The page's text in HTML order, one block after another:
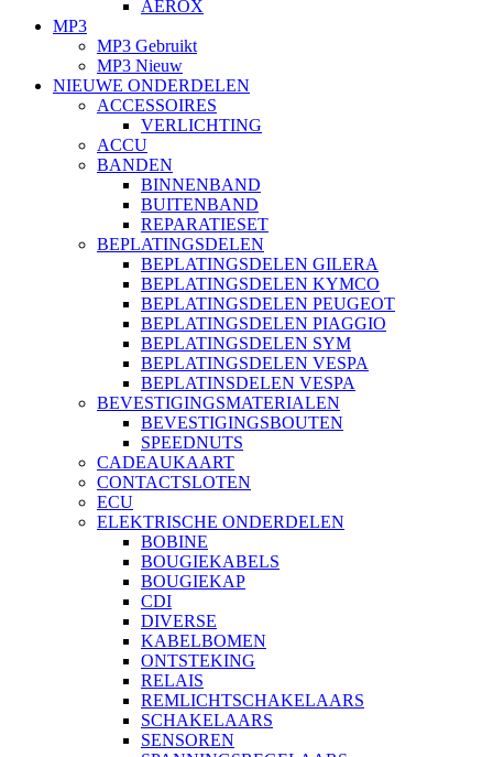
AEROX
MP3
MP3 Gebruikt
MP3 Nieuw
NIEUWE ONDERDELEN
ACCESSOIRES
VERLICHTING
ACCU
BANDEN
BINNENBAND
BUITENBAND
REPARATIESET
BEPLATINGSDELEN
BEPLATINGSDELEN GILERA
BEPLATINGSDELEN KYMCO
BEPLATINGSDELEN PEUGEOT
BEPLATINGSDELEN PIAGGIO
BEPLATINGSDELEN SYM
BEPLATINGSDELEN VESPA
BEPLATINSDELEN VESPA
BEVESTIGINGSMATERIALEN
BEVESTIGINGSBOUTEN
SPEEDNUTS
CADEAUKAART
CONTACTSLOTEN
ECU
ELEKTRISCHE ONDERDELEN
BOBINE
BOUGIEKABELS
BOUGIEKAP
CDI
DIVERSE
KABELBOMEN
ONTSTEKING
RELAIS
REMLICHTSCHAKELAARS
SCHAKELAARS
SENSOREN